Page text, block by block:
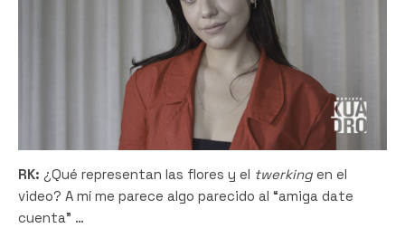
RK: ¿Qué representan las flores y el twerking en el
video? A mí me parece algo parecido al “amiga date
cuenta” …